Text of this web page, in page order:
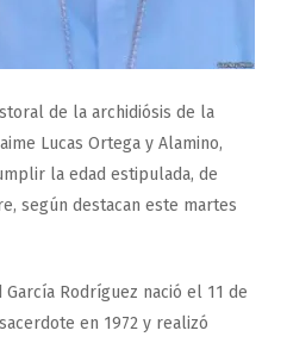
de la archidiósis de la
Lucas Ortega y Alamino,
la edad estipulada, de
según destacan este martes
García Rodríguez nació el 11 de
en 1972 y realizó